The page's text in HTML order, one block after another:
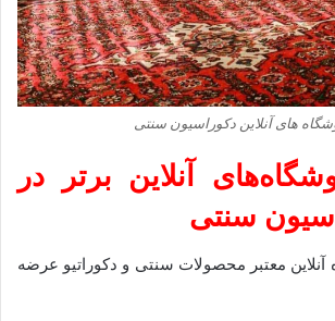
های آنلاین دکوراسیون سنتی
آنلاین برتر در
سنتی
آنلاین معتبر محصولات سنتی و دکوراتیو عرضه